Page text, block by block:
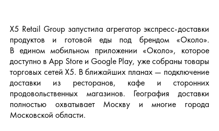
X5 Retail Group запустила агрегатор экспресс-доставки
продуктов и готовой еды под брендом «Около».
В едином мобильном приложении «Около», которое
доступно в App Store и Google Play, уже собраны товары
торговых сетей Х5. В ближайших планах — подключение
доставки из ресторанов, кафе и сторонних
продовольственных магазинов. География доставки
полностью охватывает Москву и многие города
Московской области.